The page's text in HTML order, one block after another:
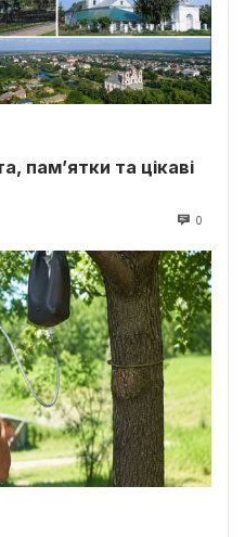
пам’ятки та цікаві
0